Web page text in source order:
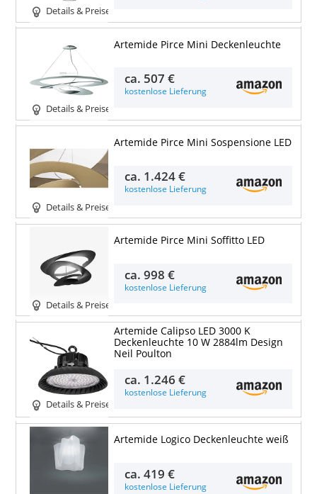
Details & Preise
Details & Preise
Artemide Pirce Mini Deckenleuchte
ca. 507 €
kostenlose Lieferung
Details & Preise
Artemide Pirce Mini Sospensione LED
ca. 1.424 €
kostenlose Lieferung
Details & Preise
Artemide Pirce Mini Soffitto LED
ca.998 €
kostenlose Lieferung
Details & Preise
Artemide Calipso LED 3000 K
Deckenleuchte 10 W 2884lm Design
Neil Poulton
ca. 1.246 €
kostenlose Lieferung
Artemide Logico Deckenleuchte weiß
ca.419 €
kostenlose Lieferung